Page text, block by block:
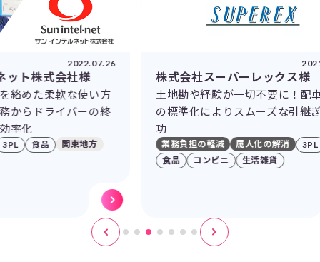
株式会社スーパーレックス様
土地勘や経験が一切不要に！配車業務
の標準化によりスムーズな引継ぎに成
功
業務負担の軽減 属人化の解消
3PL
株式会社
配車業務に
90％の削
属人化の解消